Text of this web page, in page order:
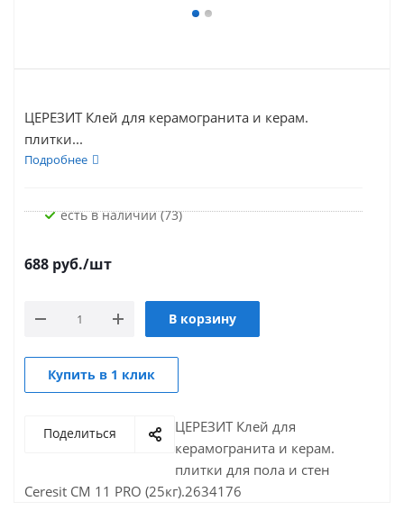
ЦЕРЕЗИТ Клей для керамогранита и керам.
плитки...
Подробнее
Есть в наличии (73)
688 руб./шт
В корзину
Купить в 1 клик
Поделиться
ЦЕРЕЗИТ Клей для
керамогранита и керам.
плитки для пола и стен
Сeresit CM 11 PRO (25кг).2634176